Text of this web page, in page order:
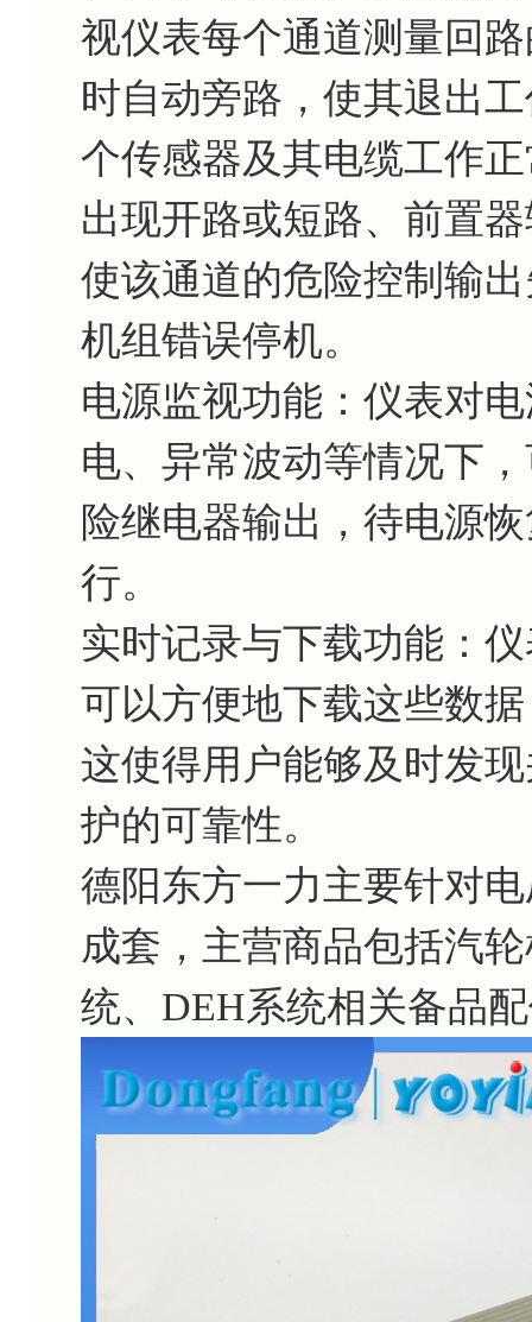
视仪表每个通道测量回
时自动旁路，使其退出
个传感器及其电缆工作
出现开路或短路、前置
使该通道的危险控制输
机组错误停机。
电源监视功能：仪表对
电、异常波动等情况下
险继电器输出，待电源
行。
实时记录与下载功能：
可以方便地下载这些数
这使得用户能够及时发
护的可靠性。
德阳东方一力主要针对
成套，主营商品包括汽
统、DEH系统相关备品